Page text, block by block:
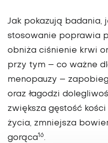
Jak pokazują badania,
stosowanie poprawia
obniża ciśnienie krwi
przy tym – co ważne
menopauzy –
oraz łagodzi
zwiększa gęstość
życia, zmniejsza
gorąca16.